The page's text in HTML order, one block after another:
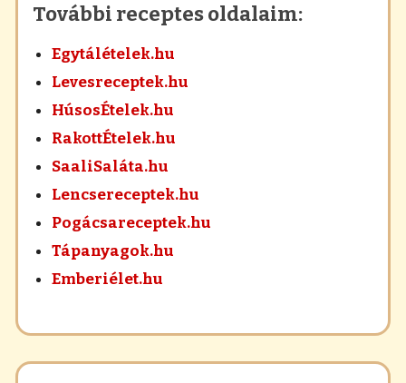
További receptes oldalaim:
Egytálételek.hu
Levesreceptek.hu
HúsosÉtelek.hu
RakottÉtelek.hu
SaaliSaláta.hu
Lencsereceptek.hu
Pogácsareceptek.hu
Tápanyagok.hu
Emberiélet.hu